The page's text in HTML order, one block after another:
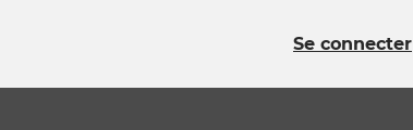
Se connecter